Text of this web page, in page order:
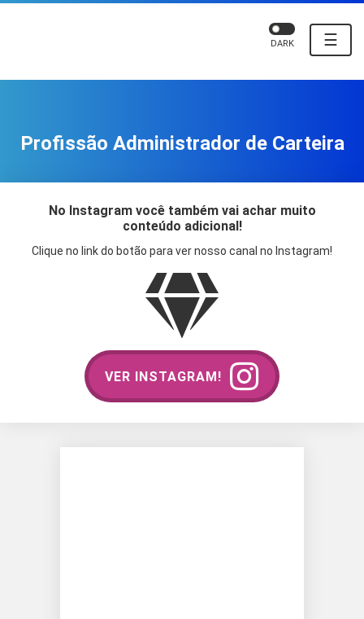
☰
DARK
Profissão Administrador de Carteira
No Instagram você também vai achar muito
conteúdo adicional!
Clique no link do botão para ver nosso canal no Instagram!
VER INSTAGRAM!